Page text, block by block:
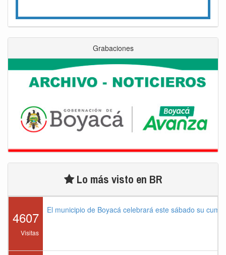
Grabaciones
Lo más visto en BR
4607
Visitas
El municipio de Boyacá celebrará este sábado su